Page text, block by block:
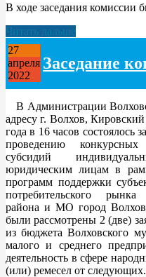
В ходе заседания комиссии
Читать дальше
27
апреля
2022
Заседание
В Администрации
адресу г. Волхов,
года в 16 часов состоялось
проведению
субсидий
юридическим лицам в
программ поддержки
потребительского
района и МО город
были рассмотрены 2 (две)
из бюджета Волховского
малого и среднего
деятельность в сфере
(или) ремесел от